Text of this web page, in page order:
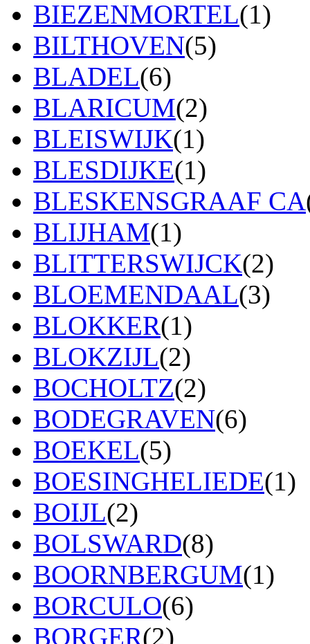
BIEZENMORTEL(1)
BILTHOVEN(5)
BLADEL(6)
BLARICUM(2)
BLEISWIJK(1)
BLESDIJKE(1)
BLESKENSGRAAF CA
BLIJHAM(1)
BLITTERSWIJCK(2)
BLOEMENDAAL(3)
BLOKKER(1)
BLOKZIJL(2)
BOCHOLTZ(2)
BODEGRAVEN(6)
BOEKEL(5)
BOESINGHELIEDE(1)
BOIJL(2)
BOLSWARD(8)
BOORNBERGUM(1)
BORCULO(6)
BORGER(2)